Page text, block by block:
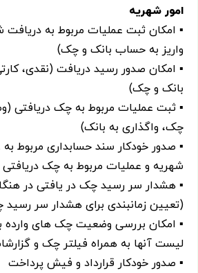
امور شهریه
▪ امکان ثبت عملیات مربوط به دریافت
واریز به حساب بانک و چک)
▪ امکان صدور رسید دریافت (نقدی،
بانک و چک)
▪ ثبت عملیات مربوط به چک دریافتی
چک، واگذاری به بانک)
▪ صدور خودکار سند حسابداری مربوط
شهریه و عملیات مربوط به چک دریافتی
▪ هشدار سر رسید چک در یافتی در
(تعیین زمانبندی برای هشدار سر رسید
▪ امکان بررسی وضعیت چک های وارده
لیست آنها به همراه فیلتر چک و
▪ صدور خودکار قرارداد و فیش پرداخت